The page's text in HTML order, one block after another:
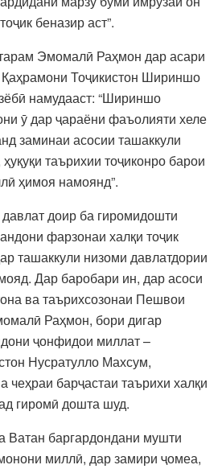
беназир аст”.
Эмомалӣ Раҳмон дар асари
Тоҷикистон Шириншо
намудааст: “Шириншо
ӯ дар ҷараёни фаъолияти хеле
заминаи асосии ташаккули
таърихии тоҷиконро барои
ҳимоя намоянд”.
доир ба гиромидошти
фарзонаи халқи тоҷик
ташаккули низоми давлатдории
Дар баробари ин, дар асоси
ва таърихсозонаи Пешвои
Раҳмон, бори дигар
ҷонфидои миллат –
Нусратулло Махсум,
барҷастаи таърихи халқи
гиромӣ дошта шуд.
баргардондани мушти
миллӣ, дар замири ҷомеа,